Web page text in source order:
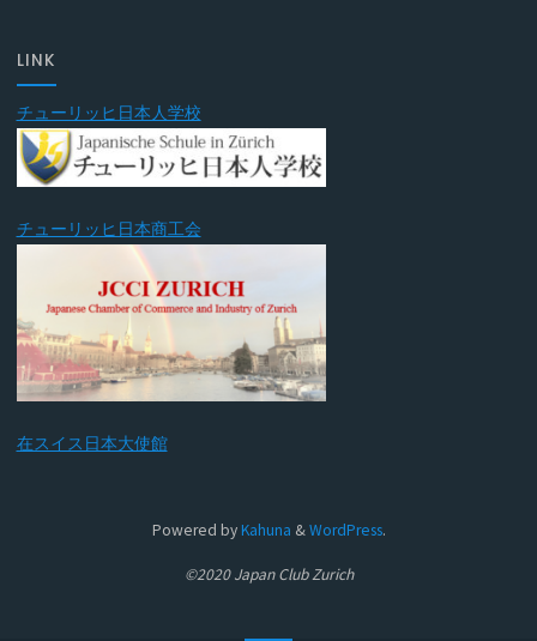
LINK
チューリッヒ日本人学校
チューリッヒ日本商工会
在スイス日本大使館
Powered byKahuna &WordPress.
©2020 Japan Club Zurich